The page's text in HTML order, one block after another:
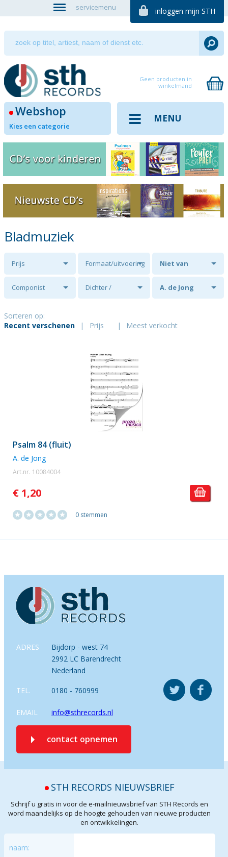
servicemenu inloggen mijn STH
Geen producten in
winkelmand
Webshop
Kies een categorie
MENU
Bladmuziek
Prijs Formaat/uitvoering Niet van
toepassing
Componist Dichter / A. de Jong
Sorteren op:
Recent verschenen
| Prijs | Meest verkocht
Psalm 84 (fluit)
A. de Jong
Art.nr. 10084004
€ 1,20
0 stemmen
ADRES
Bijdorp - west 74
2992 LC Barendrecht
Nederland
TEL. 0180 - 760999
EMAIL info@sthrecords.nl
contact opnemen
STH RECORDS NIEUWSBRIEF
Schrijf u gratis in voor de e-mailnieuwsbrief van STH Records en
word maandelijks op de hoogte gehouden van nieuwe producten
en ontwikkelingen.
naam: